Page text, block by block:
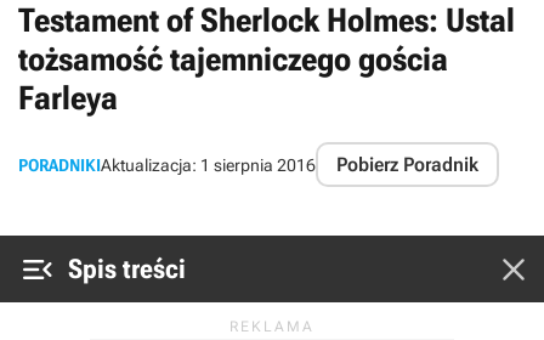
Testament of Sherlock Holmes: Ustal
tożsamość tajemniczego gościa
Farleya
PORADNIKIAktualizacja: 1 sierpnia 2016 Pobierz Poradnik
 Spis treści 